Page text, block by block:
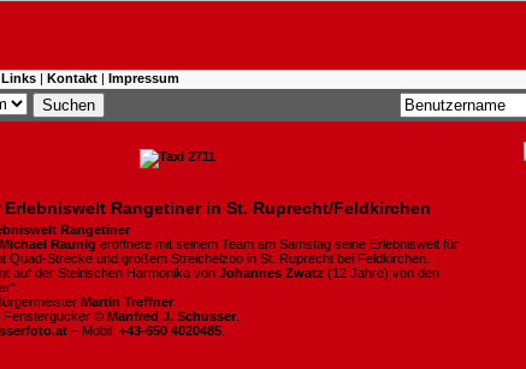
Links | Kontakt | Impressum
Rangetiner in St. Ruprecht/Feldkirchen
Rangetiner
Michael Raunig eröffnete mit seinem Team am Samstag seine Erlebniswelt für
Quad-Strecke und großem Streichelzoo in St. Ruprecht bei Feldkirchen.
auf der Steirischen Harmonika von Johannes Zwatz (12 Jahre) von den
Martin Treffner
Fenstergucker © Manfred J. Schusser
– Mobil: +43-650 4020485